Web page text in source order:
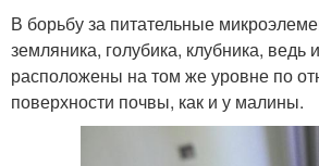
В борьбу за питательные
земляника, голубика, клубника, ведь
расположены на том же уровне по
поверхности почвы, как и у малины.